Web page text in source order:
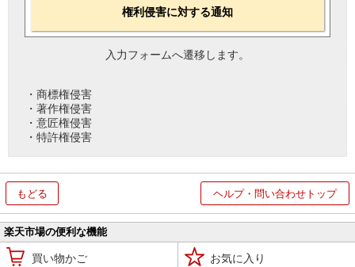
権利侵害に対する通知
入力フォームへ遷移します。
・商標権侵害
・著作権侵害
・意匠権侵害
・特許権侵害
もどる ヘルプ・問い合わせトップ
楽天市場の便利な機能
買い物かご お気に入り